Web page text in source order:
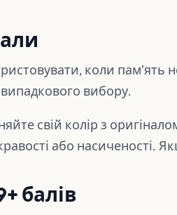
коли
вибору.
свій колір з
або насиченості.
балів